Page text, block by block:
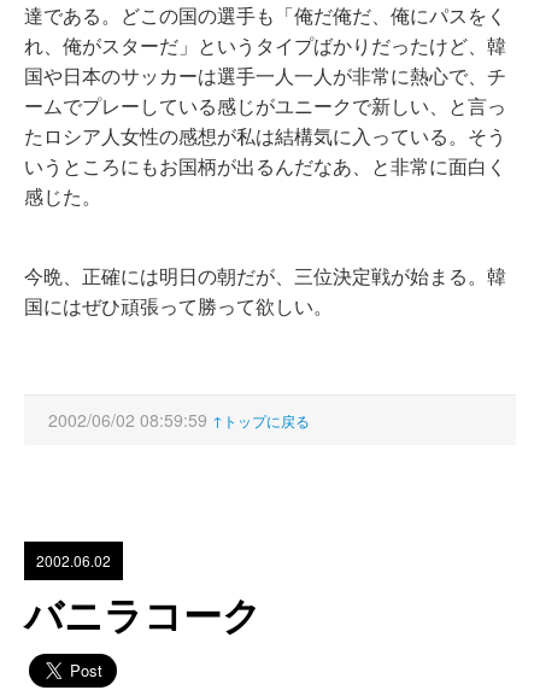
達である。どこの国の選手も「俺だ俺だ、俺にパスをく
れ、俺がスターだ」というタイプばかりだったけど、韓
国や日本のサッカーは選手一人一人が非常に熱心で、チ
ームでプレーしている感じがユニークで新しい、と言っ
たロシア人女性の感想が私は結構気に入っている。そう
いうところにもお国柄が出るんだなあ、と非常に面白く
感じた。
今晩、正確には明日の朝だが、三位決定戦が始まる。韓
国にはぜひ頑張って勝って欲しい。
2002/06/02 08:59:59 ↑トップに戻る
2002.06.02
バニラコーク